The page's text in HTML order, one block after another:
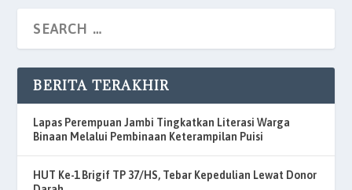
BERITA TERAKHIR
Lapas Perempuan Jambi Tingkatkan Literasi Warga
Binaan Melalui Pembinaan Keterampilan Puisi
HUT Ke-1 Brigif TP 37/HS, Tebar Kepedulian Lewat Donor